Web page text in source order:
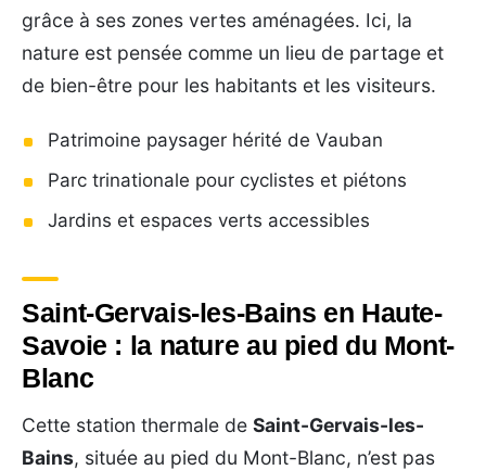
grâce à ses zones vertes aménagées. Ici, la
nature est pensée comme un lieu de partage et
de bien-être pour les habitants et les visiteurs.
Patrimoine paysager hérité de Vauban
Parc trinationale pour cyclistes et piétons
Jardins et espaces verts accessibles
Saint-Gervais-les-Bains en Haute-
Savoie : la nature au pied du Mont-
Blanc
Cette station thermale de Saint-Gervais-les-
Bains, située au pied du Mont-Blanc, n’est pas